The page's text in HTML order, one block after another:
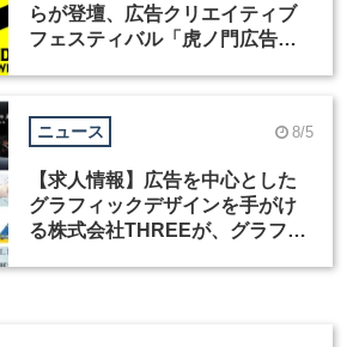
らが登壇、広告クリエイティブ
フェスティバル「虎ノ門広告
ニュース 8/5
【求人情報】広告を中心とした
グラフィックデザインを手がけ
る株式会社THREEが、グラフィ